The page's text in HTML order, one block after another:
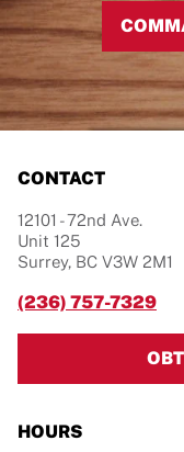
CONTACT
12101 - 72nd Ave.
Unit 125
Surrey, BC V3W 2M1
(236) 757-7329
HOURS